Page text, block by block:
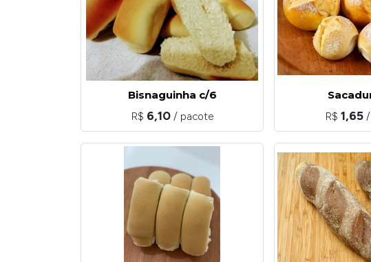
Bisnaguinha c/6
R$ 6,10 / pacote R$ 1,65